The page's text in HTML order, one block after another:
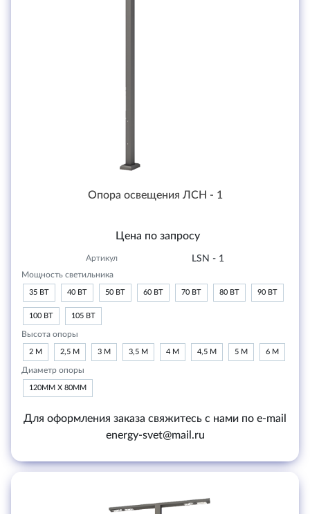
Опора освещения ЛСН - 1
Цена по запросу
Артикул LSN - 1
Мощность светильника
35 ВТ 40 ВТ 50 ВТ 60 ВТ 70 ВТ 80 ВТ 90 ВТ
100 ВТ 105 ВТ
Высота опоры
2 М 2,5 М 3 М 3,5 М 4 М 4,5 М 5 М 6 М
Диаметр опоры
120ММ Х 80ММ
Для оформления заказа свяжитесь с нами по e-mail
energy-svet@mail.ru